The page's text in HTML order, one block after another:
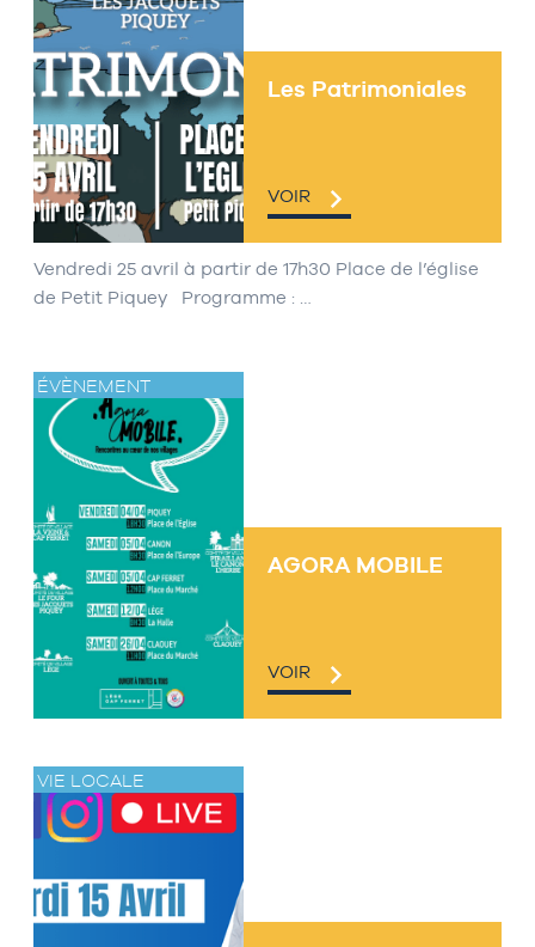
Les Patrimoniales
VOIR
Vendredi 25 avril à partir de 17h30 Place de l’église
de Petit Piquey Programme : …
ÉVÈNEMENT
AGORA MOBILE
VOIR
VIE LOCALE